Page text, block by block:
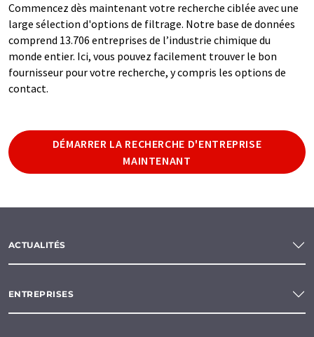
Commencez dès maintenant votre recherche ciblée avec une
large sélection d'options de filtrage. Notre base de données
comprend 13.706 entreprises de l’industrie chimique du
monde entier. Ici, vous pouvez facilement trouver le bon
fournisseur pour votre recherche, y compris les options de
contact.
DÉMARRER LA RECHERCHE D'ENTREPRISE
MAINTENANT
ACTUALITÉS
ENTREPRISES